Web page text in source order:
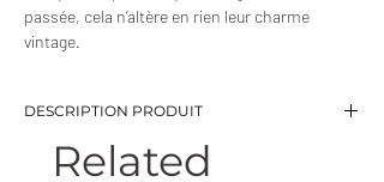
passée, cela n’altère en rien leur charme
vintage.
DESCRIPTION PRODUIT
-Mini créoles ornées de 4 brillants blancs
Related